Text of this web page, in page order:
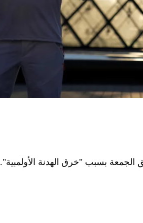
الجمعة بسبب "خرق الهدنة الأولمبية".